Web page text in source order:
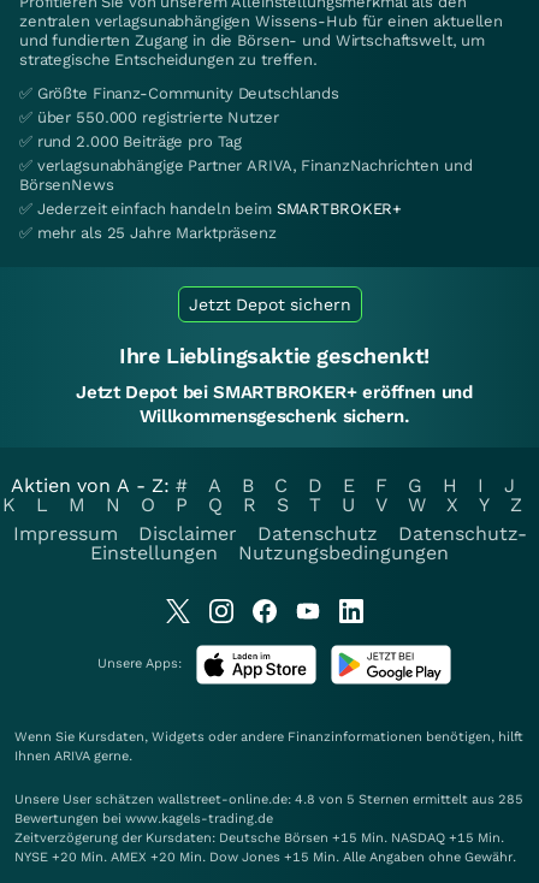
zentralen verlagsunabhängigen Wissens-Hub für einen aktuellen
und fundierten Zugang in die Börsen- und Wirtschaftswelt, um
strategische Entscheidungen zu treffen.
✅ Größte Finanz-Community Deutschlands
✅ über 550.000 registrierte Nutzer
✅ rund 2.000 Beiträge pro Tag
✅ verlagsunabhängige Partner ARIVA, FinanzNachrichten und
BörsenNews
✅ Jederzeit einfach handeln beim SMARTBROKER+
✅ mehr als 25 Jahre Marktpräsenz
Jetzt Depot sichern
Ihre Lieblingsaktie geschenkt!
Jetzt Depot bei SMARTBROKER+ eröffnen und
Willkommensgeschenk sichern.
Aktien von A - Z: # A B C D E F G H I
J
K
L M N O P Q R S T U V W X Y
Z
Impressum
Disclaimer Datenschutz
Datenschutz-
Einstellungen
Nutzungsbedingungen
Unsere Apps:
Wenn Sie Kursdaten, Widgets oder andere Finanzinformationen benötigen, hilft
Ihnen ARIVA gerne.
Unsere User schätzen wallstreet-online.de: 4.8 von 5 Sternen ermittelt aus 285
Bewertungen bei www.kagels-trading.de
Zeitverzögerung der Kursdaten: Deutsche Börsen +15 Min. NASDAQ +15 Min.
NYSE +20 Min. AMEX +20 Min. Dow Jones +15 Min. Alle Angaben ohne Gewähr.